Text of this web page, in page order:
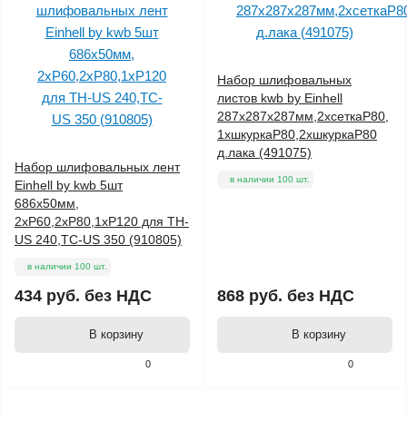
0
Набор шлифовальных лент
Einhell by kwb 5шт
686х50мм,
2xP60,2xP80,1xP120 для TH-
US 240,TC-US 350 (910805)
в наличии 100 шт.
434 руб. без НДС
В корзину
0
Набор шлифовальных
листов kwb by Einhell
287х287х287мм,2хсеткаР80,
1хшкуркаР80,2хшкуркаР80
д.лака (491075)
в наличии 100 шт.
868 руб. без НДС
В корзину